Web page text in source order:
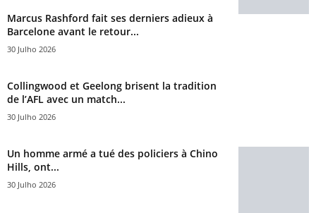
Marcus Rashford fait ses derniers adieux à
Barcelone avant le retour...
30 Julho 2026
Collingwood et Geelong brisent la tradition
de l’AFL avec un match...
30 Julho 2026
Un homme armé a tué des policiers à Chino
Hills, ont...
30 Julho 2026